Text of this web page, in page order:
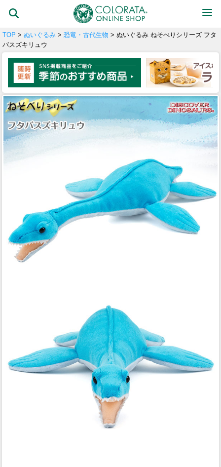
TOP > ぬいぐるみ > 恐竜・古代生物 > ぬいぐるみ ねそべりシリーズ フタ
バスズキリュウ